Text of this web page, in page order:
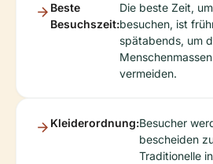
Beste
Besuchszeit:
Die beste Zeit,
besuchen, ist
spätabends, um
vermeiden.
Kleiderordnung:Besucher
bescheiden
Traditionelle